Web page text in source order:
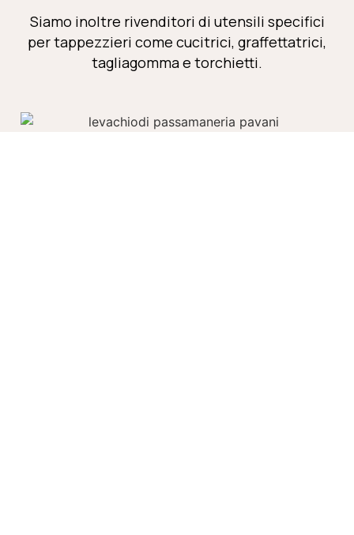
Siamo inoltre rivenditori di utensili specifici
per tappezzieri come cucitrici, graffettatrici,
tagliagomma e torchietti.